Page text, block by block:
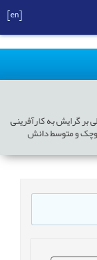
گرایش به کارآفرینی
و متوسط دانش